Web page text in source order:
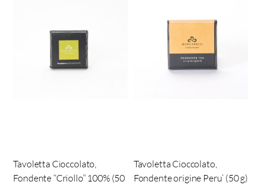
Tavoletta Cioccolato,
Fondente “Criollo” 100% (50
Tavoletta Cioccolato,
Fondente origine Peru’ (50 g)